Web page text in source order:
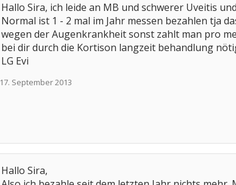
Hallo Sira, ich leide an MB und schwerer Uveitis
Normal ist 1 - 2 mal im Jahr messen bezahlen tja
wegen der Augenkrankheit sonst zahlt man pro
bei dir durch die Kortison langzeit behandlung
LG Evi
17. September 2013
Hallo Sira,